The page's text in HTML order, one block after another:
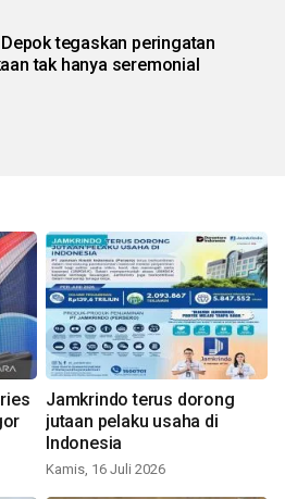
tegaskan peringatan
tak hanya seremonial
Jamkrindo terus dorong
jutaan pelaku usaha di
Indonesia
Kamis, 16 Juli 2026